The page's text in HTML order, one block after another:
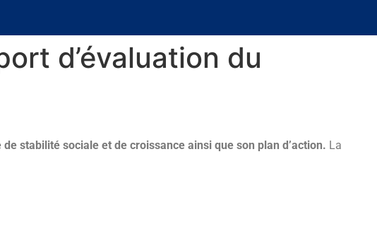
d’évaluation du
stabilité sociale et de croissance ainsi que son plan d’action. La